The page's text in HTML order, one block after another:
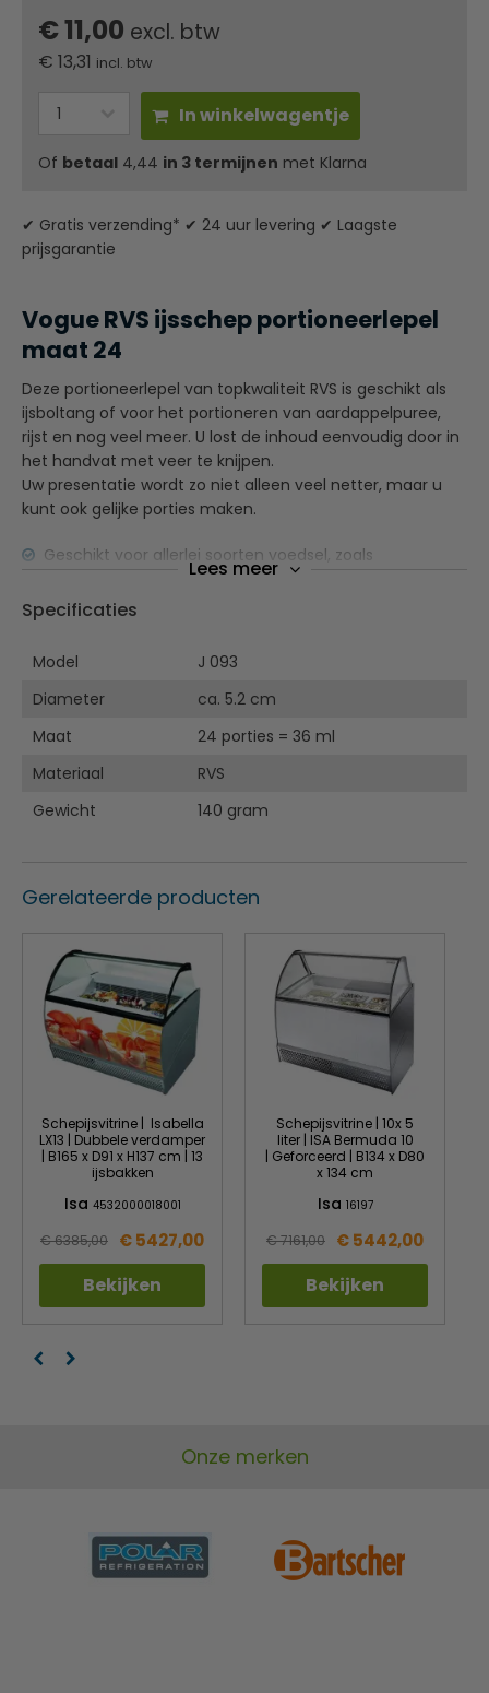
€ 11,00 excl. btw
€ 13,31 incl. btw
In winkelwagentje
Of betaal 4,44 in 3 termijnen met Klarna
✔ Gratis verzending* ✔ 24 uur levering ✔ Laagste
prijsgarantie
Vogue RVS ijsschep portioneerlepel
maat 24
Deze portioneerlepel van topkwaliteit RVS is geschikt als
ijsboltang of voor het portioneren van aardappelpuree,
rijst en nog veel meer. U lost de inhoud eenvoudig door in
het handvat met veer te knijpen.
Uw presentatie wordt zo niet alleen veel netter, maar u
kunt ook gelijke porties maken.
Geschikt voor allerlei soorten voedsel, zoals
aardappelpuree, roomijs, rijst of dikke sauzen
Ideaal voor uniforme porties en het verminderen van
Vaatwasserbestendig
Ergonomisch vormgegeven handvat voorkomt
Lees meer
Specificaties
Model
J 093
Diameter
ca. 5.2 cm
Maat
24 porties = 36 ml
Materiaal
RVS
Gewicht
140 gram
Gerelateerde producten
Schepijsvitrine | Isabella
LX13 | Dubbele verdamper
| B165 x D91 x H137 cm | 13
ijsbakken
Isa 4532000018001
€ 6385,00 € 5427,00
Bekijken
Schepijsvitrine | 10x 5
liter | ISA Bermuda 10
| Geforceerd | B134 x D80
x 134 cm
Isa 16197
€ 7161,00 € 5442,00
Bekijken
Onze merken